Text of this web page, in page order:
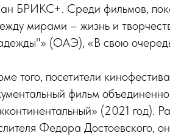
БРИКС+. Среди фильмов,
мирами – жизнь и
(ОАЭ), «В свою
того, посетители
фильм
(2021 год).
Федора Достоевского,